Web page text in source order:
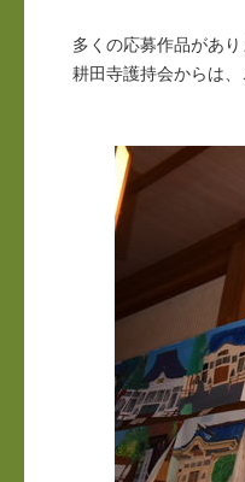
多くの応募作品があり
耕田寺護持会からは、